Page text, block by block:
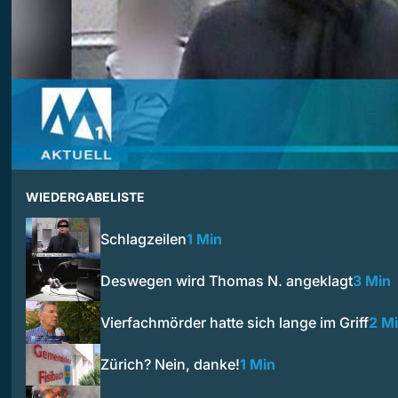
WIEDERGABELISTE
Schlagzeilen1 Min
Deswegen wird Thomas N. angeklagt3 Min
Vierfachmörder hatte sich lange im Griff2
Zürich? Nein, danke!1 Min